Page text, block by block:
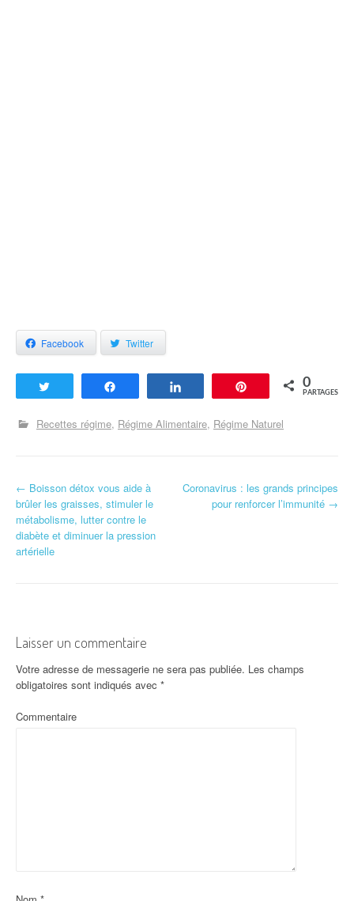
Facebook Twitter
Enregistrer
0
PARTAGES
Recettes régime Régime Alimentaire Régime Naturel
Navigation d'article
← Boisson détox vous aide à
brûler les graisses, stimuler le
métabolisme, lutter contre le
diabète et diminuer la pression
artérielle
Coronavirus : les grands principes
pour renforcer l’immunité →
Laisser un commentaire
Votre adresse de messagerie ne sera pas publiée. Les champs
obligatoires sont indiqués avec *
Commentaire